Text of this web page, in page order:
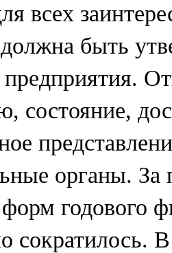
всех
быть
состояние,
органы. За
годового
сократилось.